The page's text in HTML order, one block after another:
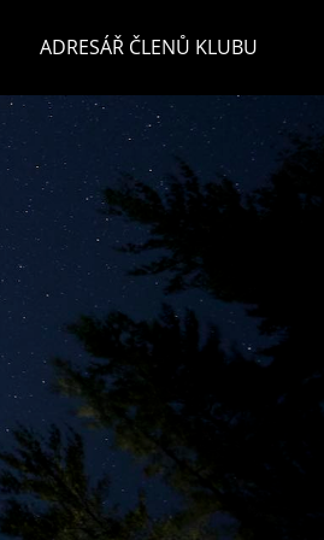
ADRESÁŘ ČLENŮ KLUBU